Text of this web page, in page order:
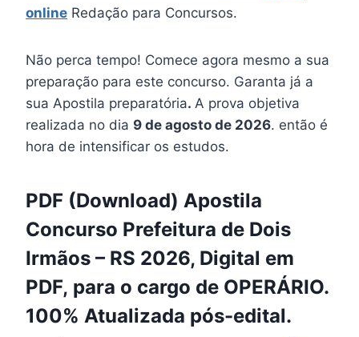
online Redação para Concursos.
Não perca tempo! Comece agora mesmo a sua
preparação para este concurso. Garanta já a
sua Apostila preparatória. A prova objetiva
realizada no dia 9 de agosto de 2026. então é
hora de intensificar os estudos.
PDF (Download) Apostila
Concurso Prefeitura de Dois
Irmãos – RS 2026, Digital em
PDF, para o cargo de OPERÁRIO.
100% Atualizada pós-edital.